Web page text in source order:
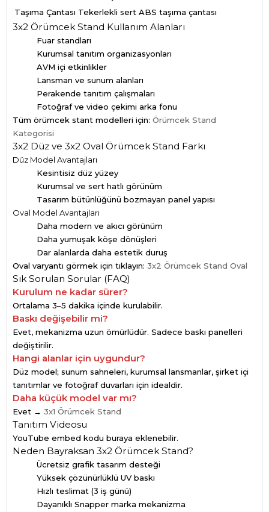
Taşıma Çantası Tekerlekli sert ABS taşıma çantası
3x2 Örümcek Stand Kullanım Alanları
Fuar standları
Kurumsal tanıtım organizasyonları
AVM içi etkinlikler
Lansman ve sunum alanları
Perakende tanıtım çalışmaları
Fotoğraf ve video çekimi arka fonu
Tüm örümcek stant modelleri için: Örümcek Stand
Kategorisi
3x2 Düz ve 3x2 Oval Örümcek Stand Farkı
Düz Model Avantajları
Kesintisiz düz yüzey
Kurumsal ve sert hatlı görünüm
Tasarım bütünlüğünü bozmayan panel yapısı
Oval Model Avantajları
Daha modern ve akıcı görünüm
Daha yumuşak köşe dönüşleri
Dar alanlarda daha estetik duruş
Oval varyantı görmek için tıklayın: 3x2 Örümcek Stand Oval
Sık Sorulan Sorular (FAQ)
Kurulum ne kadar sürer?
Ortalama 3–5 dakika içinde kurulabilir.
Baskı değişebilir mi?
Evet, mekanizma uzun ömürlüdür. Sadece baskı panelleri
değiştirilir.
Hangi alanlar için uygundur?
Düz model; sunum sahneleri, kurumsal lansmanlar, şirket içi
tanıtımlar ve fotoğraf duvarları için idealdir.
Daha küçük model var mı?
Evet → 3x1 Örümcek Stand
Tanıtım Videosu
YouTube embed kodu buraya eklenebilir.
Neden Bayraksan 3x2 Örümcek Stand?
Ücretsiz grafik tasarım desteği
Yüksek çözünürlüklü UV baskı
Hızlı teslimat (3 iş günü)
Dayanıklı Snapper marka mekanizma